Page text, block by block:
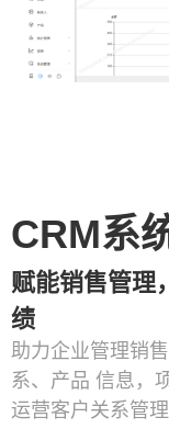
CRM系
赋能销售管理
绩
助力企业管理销
系、产品 信息，
运营客户关系管理